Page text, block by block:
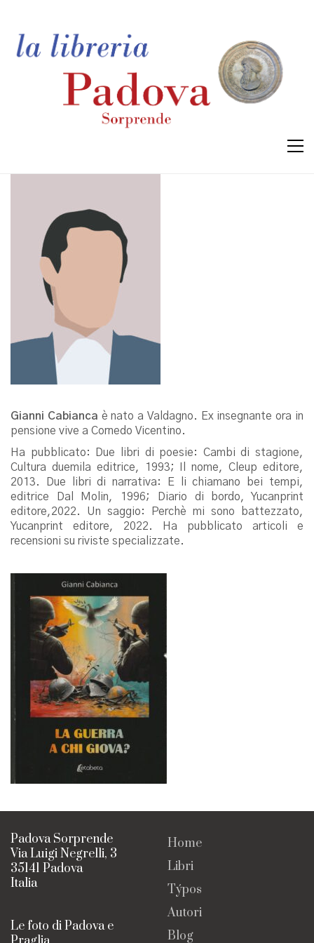
Gianni Cabianca è nato a Valdagno. Ex insegnante ora in
pensione vive a Cornedo Vicentino.
Ha pubblicato: Due libri di poesie: Cambi di stagione,
Cultura duemila editrice, 1993; Il nome, Cleup editore,
2013. Due libri di narrativa: E li chiamano bei tempi,
editrice Dal Molin, 1996; Diario di bordo, Yucanprint
editore,2022. Un saggio: Perchè mi sono battezzato,
Yucanprint editore, 2022. Ha pubblicato articoli e
recensioni su riviste specializzate.
Padova Sorprende
Via Luigi Negrelli, 3
35141 Padova
Italia
Le foto di Padova e
Home
Libri
Týpos
Autori
Blog